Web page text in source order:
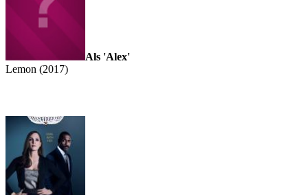
Als 'Alex'
Lemon (2017)